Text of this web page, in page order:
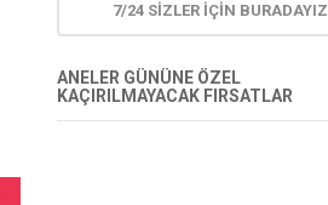
7/24 SİZLER İÇİN BURADAYIZ
ANELER GÜNÜNE ÖZEL
KAÇIRILMAYACAK FIRSATLAR